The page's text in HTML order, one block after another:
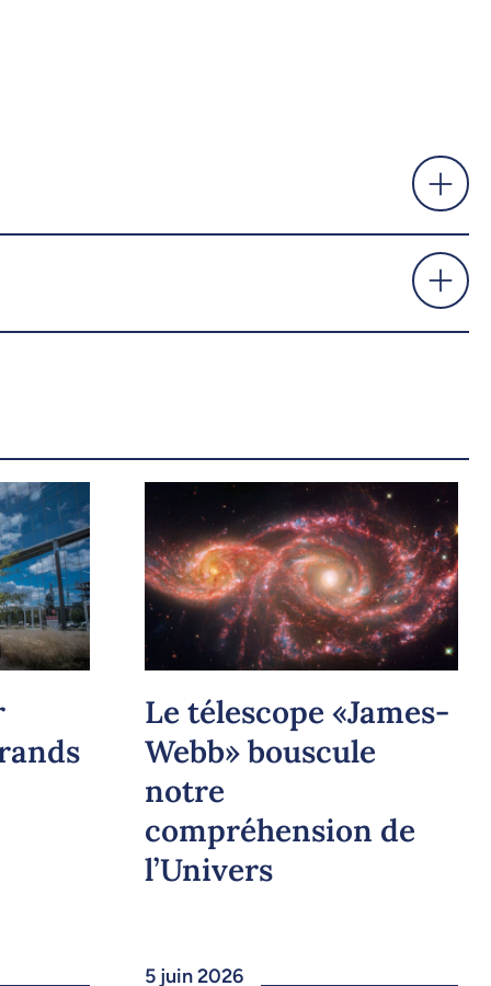
Le télescope «James-
Webb» bouscule
notre
compréhension de
l’Univers
5 juin 2026